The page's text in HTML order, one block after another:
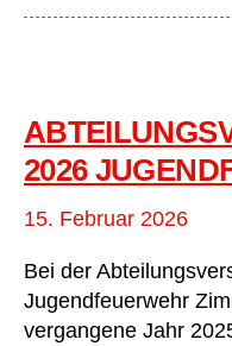
2026
15. Februar 2026
Bei der
Jugendfeuerwehr
vergangene Jahr